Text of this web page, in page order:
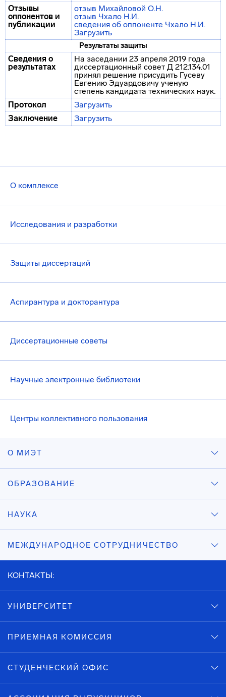
О комплексе
Исследования и разработки
Защиты диссертаций
Аспирантура и докторантура
Диссертационные советы
Научные электронные библиотеки
Центры коллективного пользования
Отзывы
оппонентов и
публикации
отзыв Михайловой О.Н.
отзыв Чхало Н.И.
сведения об оппоненте Чхало Н.И.
Загрузить
Результаты защиты
Сведения о
результатах
На заседании 23 апреля 2019 года
диссертационный совет Д 212.134.01
принял решение присудить Гусеву
Евгению Эдуардовичу ученую
степень кандидата технических наук.
Протокол
Загрузить
Заключение
Загрузить
О МИЭТ
ОБРАЗОВАНИЕ
НАУКА
МЕЖДУНАРОДНОЕ СОТРУДНИЧЕСТВО
КОНТАКТЫ:
УНИВЕРСИТЕТ
ПРИЕМНАЯ КОМИССИЯ
СТУДЕНЧЕСКИЙ ОФИС